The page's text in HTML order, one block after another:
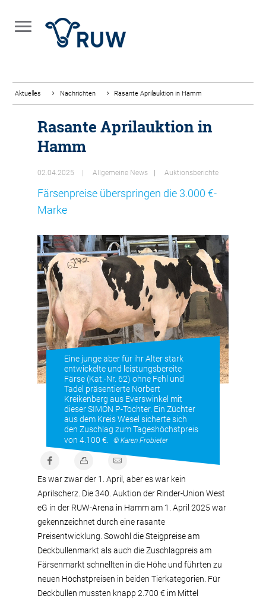
Aktuelles Nachrichten Rasante Aprilauktion in Hamm
Rasante Aprilauktion in
Hamm
02.04.2025 Allgemeine News Auktionsberichte
Färsenpreise überspringen die 3.000 €-
Marke
Eine junge aber für ihr Alter stark
entwickelte und leistungsbereite
Färse (Kat.-Nr. 62) ohne Fehl und
Tadel präsentierte Norbert
Kreikenberg aus Everswinkel mit
dieser SIMON P-Tochter. Ein Züchter
aus dem Kreis Wesel sicherte sich
den Zuschlag zum Tageshöchstpreis
von 4.100 €.
© Karen Frobieter
Es war zwar der 1. April, aber es war kein
Aprilscherz. Die 340. Auktion der Rinder-Union West
eG in der RUW-Arena in Hamm am 1. April 2025 war
gekennzeichnet durch eine rasante
Preisentwicklung. Sowohl die Steigpreise am
Deckbullenmarkt als auch die Zuschlagpreis am
Färsenmarkt schnellten in die Höhe und führten zu
neuen Höchstpreisen in beiden Tierkategorien. Für
Deckbullen mussten knapp 2.700 € im Mittel